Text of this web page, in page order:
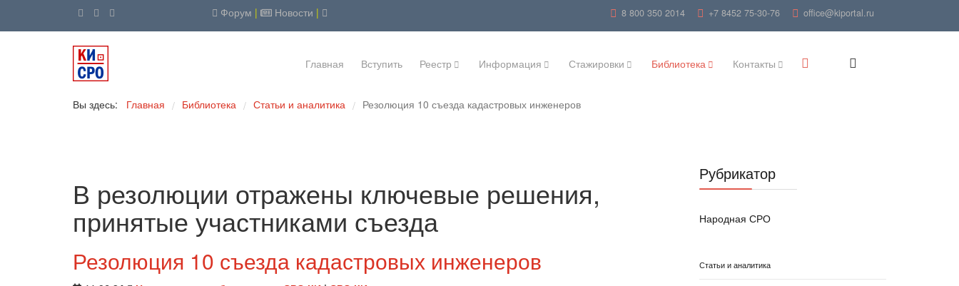
Форум | Новости | 8 800 350 2014 +7 8452 75-30-76 office@kiportal.ru
Главная Вступить Реестр Информация Стажировки Библиотека Контакты
Вы здесь: Главная / Библиотека / Статьи и аналитика / Резолюция 10 съезда кадастровых инженеров
В резолюции отражены ключевые решения,
принятые участниками съезда
Резолюция 10 съезда кадастровых инженеров
Рубрикатор
Народная СРО
Статьи и аналитика